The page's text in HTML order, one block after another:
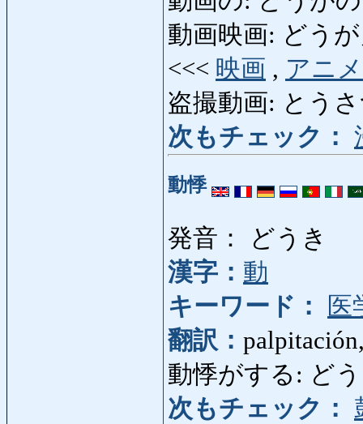
動画映画: どうが
<<< 映画 , アニメ
盗撮動画: とう
次もチェック：
動悸
発音： どうき
漢字： 動
キーワード：
医
翻訳：
動悸がする: ど
次もチェック：